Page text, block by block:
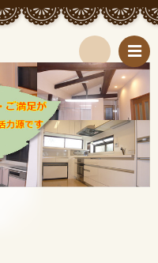
検
索